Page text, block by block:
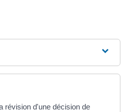
révision d'une décision de